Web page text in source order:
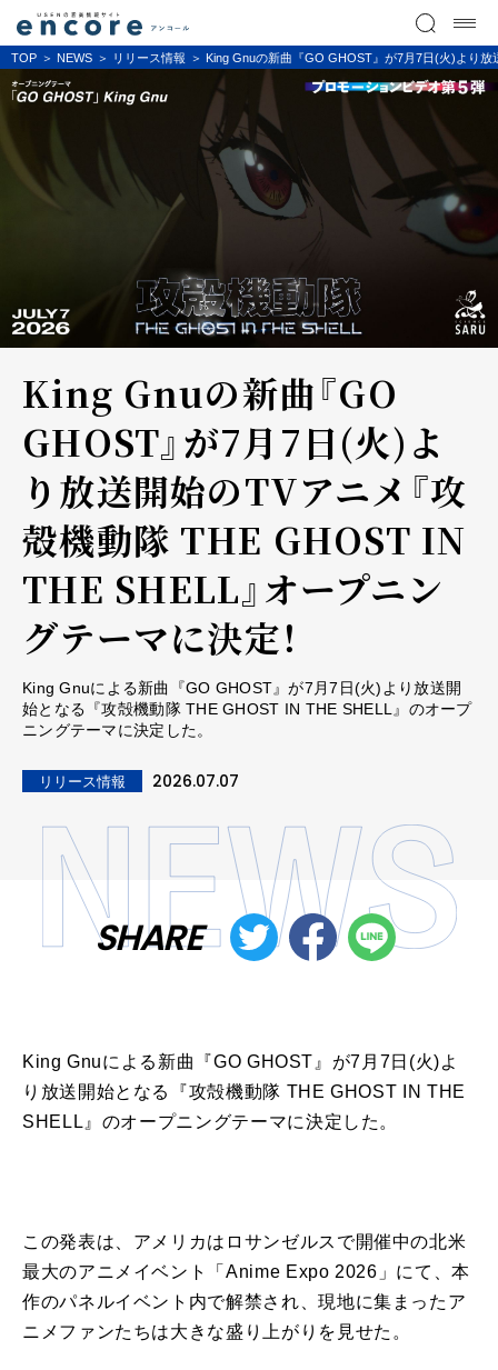
TOP NEWS リリース情報 King Gnuの新曲『GO GHOST』が7月7日(火)より
King Gnuの新曲『GO
GHOST』が7月7日(火)よ
り放送開始のTVアニメ『攻
殻機動隊 THE GHOST IN
THE SHELL』オープニン
グテーマに決定！
King Gnuによる新曲『GO GHOST』が7月7日(火)より放送開
始となる『攻殻機動隊 THE GHOST IN THE SHELL』のオープ
ニングテーマに決定した。
リリース情報 2026.07.07
SHARE
King Gnuによる新曲『GO GHOST』が7月7日(火)よ
り放送開始となる『攻殻機動隊 THE GHOST IN THE
SHELL』のオープニングテーマに決定した。
この発表は、アメリカはロサンゼルスで開催中の北米
最大のアニメイベント「Anime Expo 2026」にて、本
作のパネルイベント内で解禁され、現地に集まったア
ニメファンたちは大きな盛り上がりを見せた。